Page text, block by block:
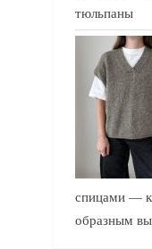
тюльпаны
спицами —
образным